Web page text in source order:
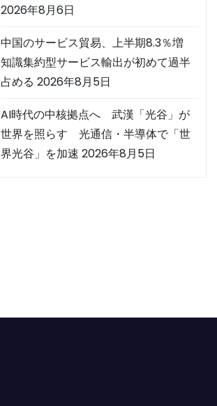
2026年8月6日
中国のサービス貿易、上半期8.3％増
知識集約型サービス輸出が初めて過半
占める 2026年8月5日
AI時代の中核拠点へ 武漢「光谷」が
世界を照らす 光通信・半導体で「世
界光谷」を加速 2026年8月5日